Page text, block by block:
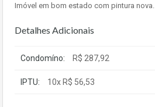
Imóvel em bom estado com pintura nova.
Detalhes Adicionais
Condomíno: R$ 287,92
IPTU: 10x R$ 56,53